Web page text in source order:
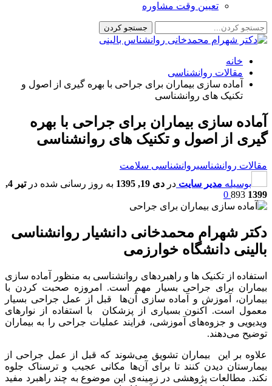
تعیین وقت مشاوره
خانه
مقالات روانشناسی
آماده سازی بیماران برای جراحی با بهره گیری از اصول و
تکنیک های روانشناسی
آماده سازی بیماران برای جراحی با بهره
گیری از اصول و تکنیک های روانشناسی
مقالات روانشناسیروانشناسی سلامت
بوسیله مدیر سایت در دی 19, 1395 به روز رسانی شده در
تیر 4,
1399
893
دکتر شهرام محمدخانی دانشیار روانشناسی
بالینی دانشگاه خوارزمی
استفاده از تکنیک ها و راهبردهای روانشناسی به منظور آماده سازی
بیماران برای جراحی بسیار مهم است. امروزه صحبت کردن با
بیماران، آموزش و آماده سازی آن‌ها قبل از عمل جراحی بسیار
معمول است. اکنون بسیاری از پزشکان با استفاده از نوارهای
ویدیویی و جزوه‌های آموزشی، فرایند عملیات جراحی را به بیماران
توضیح می‌دهند.
علاوه بر این بیماران تشویق می‌شوند که قبل از عمل جراحی از
بیمارستان دیدن کنند تا برای آن‌ها مکانی عجیب و ترسناک جلوه
نکند. مطالعات پژوهشی در زمینه‌ی این موضوع به چند راهبرد مفید